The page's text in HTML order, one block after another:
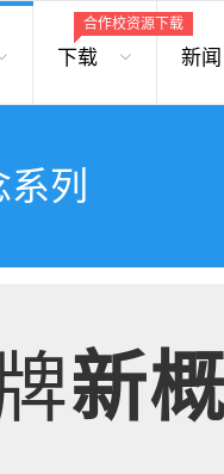
合作校资源下载
合作校资源下载
合作校资源下载
下载
合作校资源下载
新闻
合作校资源下载
合作校资源下载
列
新